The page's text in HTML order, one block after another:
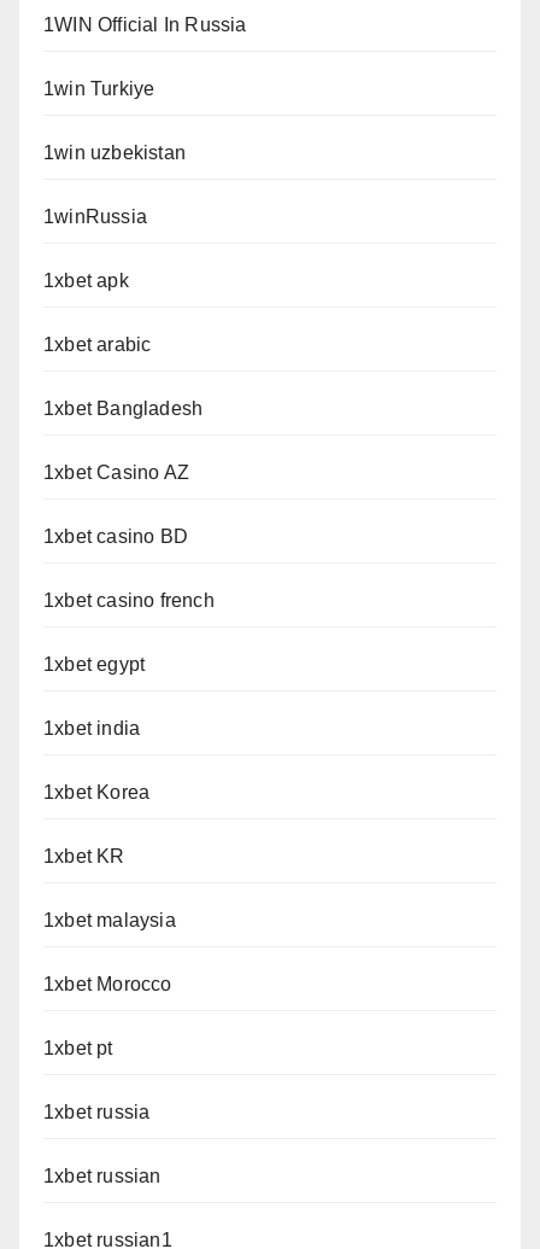
1WIN Official In Russia
1win Turkiye
1win uzbekistan
1winRussia
1xbet apk
1xbet arabic
1xbet Bangladesh
1xbet Casino AZ
1xbet casino BD
1xbet casino french
1xbet egypt
1xbet india
1xbet Korea
1xbet KR
1xbet malaysia
1xbet Morocco
1xbet pt
1xbet russia
1xbet russian
1xbet russian1